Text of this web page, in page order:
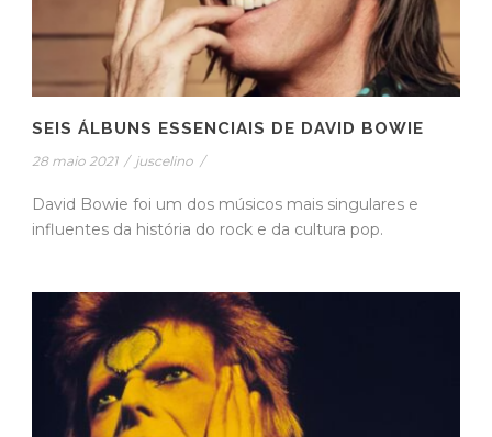
SEIS ÁLBUNS ESSENCIAIS DE DAVID BOWIE
28 maio 2021 / juscelino /
David Bowie foi um dos músicos mais singulares e
influentes da história do rock e da cultura pop.